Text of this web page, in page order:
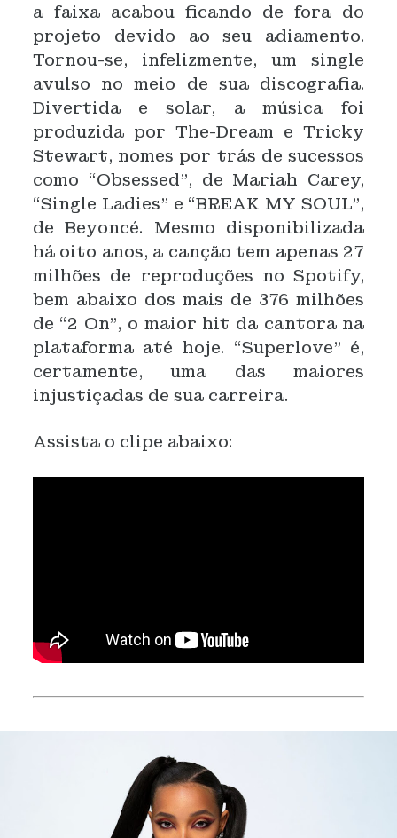
a faixa acabou ficando de fora do
projeto devido ao seu adiamento.
Tornou-se, infelizmente, um single
avulso no meio de sua discografia.
Divertida e solar, a música foi
produzida por The-Dream e Tricky
Stewart, nomes por trás de sucessos
como “Obsessed”, de Mariah Carey,
“Single Ladies” e “BREAK MY SOUL”,
de Beyoncé. Mesmo disponibilizada
há oito anos, a canção tem apenas 27
milhões de reproduções no Spotify,
bem abaixo dos mais de 376 milhões
de “2 On”, o maior hit da cantora na
plataforma até hoje. “Superlove” é,
certamente, uma das maiores
injustiçadas de sua carreira.
Assista o clipe abaixo: